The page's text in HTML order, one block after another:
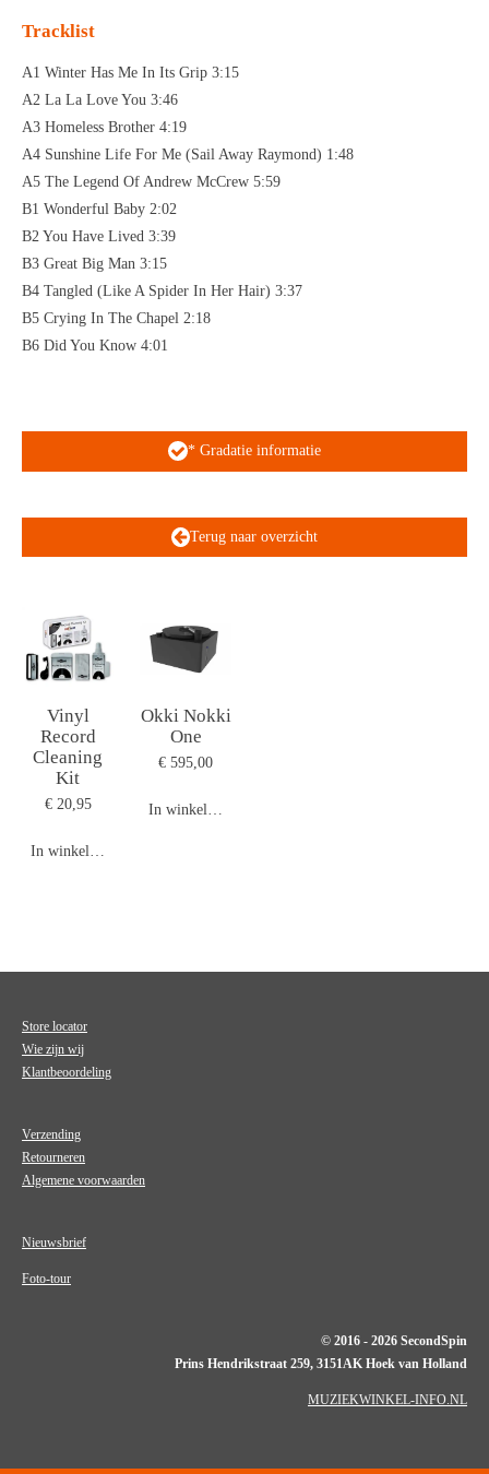
Tracklist
A1 Winter Has Me In Its Grip 3:15
A2 La La Love You 3:46
A3 Homeless Brother 4:19
A4 Sunshine Life For Me (Sail Away Raymond) 1:48
A5 The Legend Of Andrew McCrew 5:59
B1 Wonderful Baby 2:02
B2 You Have Lived 3:39
B3 Great Big Man 3:15
B4 Tangled (Like A Spider In Her Hair) 3:37
B5 Crying In The Chapel 2:18
B6 Did You Know 4:01
* Gradatie informatie
Terug naar overzicht
Vinyl
Record
Cleaning
Kit
€ 20,95
In winkelwagen
Okki Nokki
One
€ 595,00
In winkelwagen
Store locator
Wie zijn wij
Klantbeoordeling
Verzending
Retourneren
Algemene voorwaarden
Nieuwsbrief
Foto-tour
© 2016 - 2026 SecondSpin
Prins Hendrikstraat 259, 3151AK Hoek van Holland
MUZIEKWINKEL-INFO.NL